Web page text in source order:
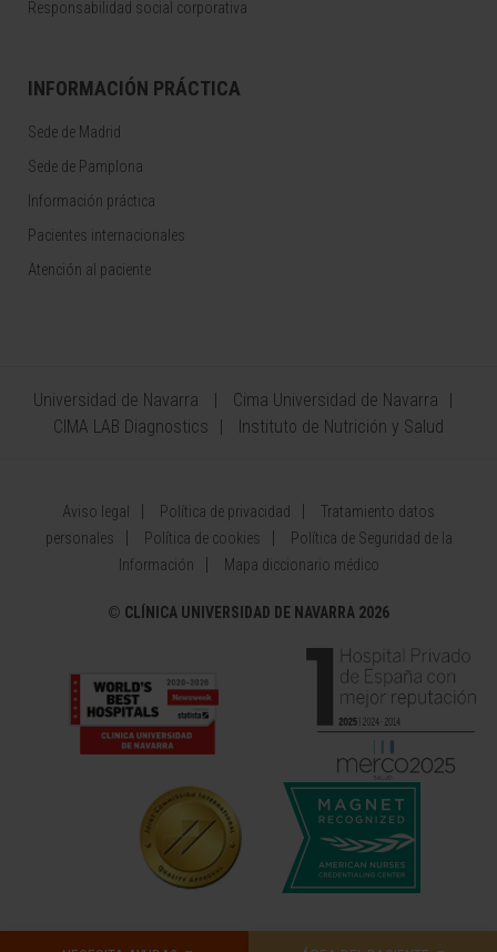
Responsabilidad social corporativa
INFORMACIÓN PRÁCTICA
Sede de Madrid
Sede de Pamplona
Información práctica
Pacientes internacionales
Atención al paciente
Universidad de Navarra
Cima Universidad de Navarra
CIMA LAB Diagnostics
Instituto de Nutrición y Salud
Aviso legal Política de privacidad
Tratamiento datos
personales
Política de cookies
Política de Seguridad de la
Información
Mapa diccionario médico
© CLÍNICA UNIVERSIDAD DE NAVARRA 2026